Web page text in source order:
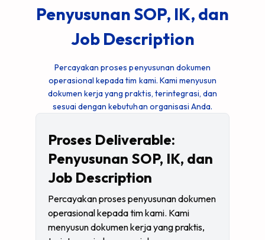
Penyusunan SOP, IK, dan
Job Description
Percayakan proses penyusunan dokumen
operasional kepada tim kami. Kami menyusun
dokumen kerja yang praktis, terintegrasi, dan
sesuai dengan kebutuhan organisasi Anda.
Proses Deliverable:
Penyusunan SOP, IK, dan
Job Description
Percayakan proses penyusunan dokumen
operasional kepada tim kami. Kami
menyusun dokumen kerja yang praktis,